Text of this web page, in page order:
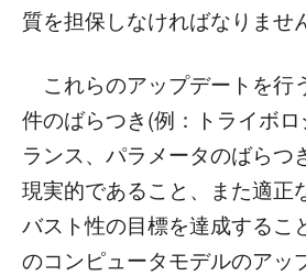
質を担保しなければなりませ
これらのアップデートを行
件のばらつき(例：トライボ
ランス、パラメータのばらつ
現実的であること、また適正
バスト性の目標を達成するこ
のコンピュータモデルのアッ